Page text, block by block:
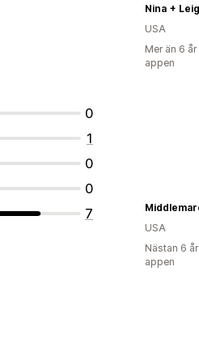
0
1
0
0
7
Nina +
USA
Mer än 6
appen
USA
Nästan 6
appen